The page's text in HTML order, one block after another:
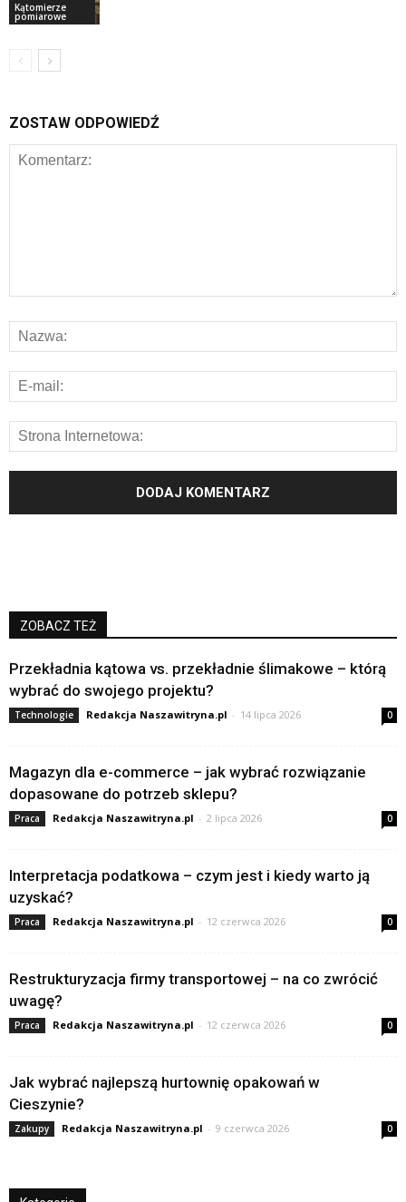
Kątomierze
pomiarowe
ZOSTAW ODPOWIEDŹ
ZOBACZ TEŻ
Przekładnia kątowa vs. przekładnie ślimakowe – którą
wybrać do swojego projektu?
Technologie Redakcja Naszawitryna.pl - 14 lipca 2026 0
Magazyn dla e-commerce – jak wybrać rozwiązanie
dopasowane do potrzeb sklepu?
Praca Redakcja Naszawitryna.pl - 2 lipca 2026 0
Interpretacja podatkowa – czym jest i kiedy warto ją
uzyskać?
Praca Redakcja Naszawitryna.pl - 12 czerwca 2026 0
Restrukturyzacja firmy transportowej – na co zwrócić
uwagę?
Praca Redakcja Naszawitryna.pl - 12 czerwca 2026 0
Jak wybrać najlepszą hurtownię opakowań w
Cieszynie?
Zakupy Redakcja Naszawitryna.pl - 9 czerwca 2026 0